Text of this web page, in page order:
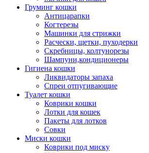
Груминг кошки
Антицарапки
Когтерезы
Машинки для стрижки
Расчески, щетки, пуходерки
Скребницы, колтунорезы
Шампуни,кондиционеры
Гигиена кошки
Ликвидаторы запаха
Спреи отпугивающие
Туалет кошки
Коврики кошки
Лотки для кошек
Пакеты для лотков
Совки
Миски кошки
Коврики под миску